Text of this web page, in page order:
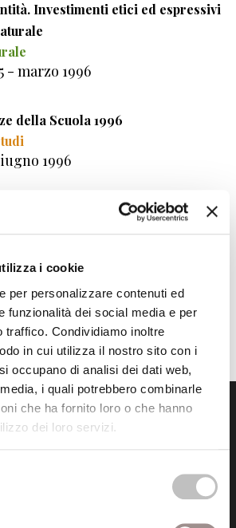
i cookie
per personalizzare contenuti ed
funzionalità dei social media e per
traffico. Condividiamo inoltre
in cui utilizza il nostro sito con i
occupano di analisi dei dati web,
i quali potrebbero combinarle
che ha fornito loro o che hanno
dei loro servizi.
Investimenti etici ed espressivi
- marzo 1996
della Scuola 1996
1996
Modelli di vita perfetta nella
- aprile 1996
1 2 3 4 5